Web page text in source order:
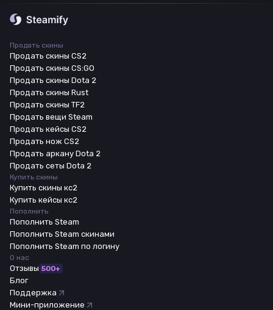
Продать скины
Продать скины CS2
Продать скины CS:GO
Продать скины Dota 2
Продать скины Rust
Продать скины TF2
Продать вещи Steam
Продать кейсы CS2
Продать нож CS2
Продать аркану Dota 2
Продать сеты Dota 2
Купить скины
Купить скины кс2
Купить кейсы кс2
Пополнить
Пополнить Steam
Пополнить Steam скинами
Пополнить Steam по логину
О нас
Отзывы 500+
Блог
Поддержка
Мини-приложение